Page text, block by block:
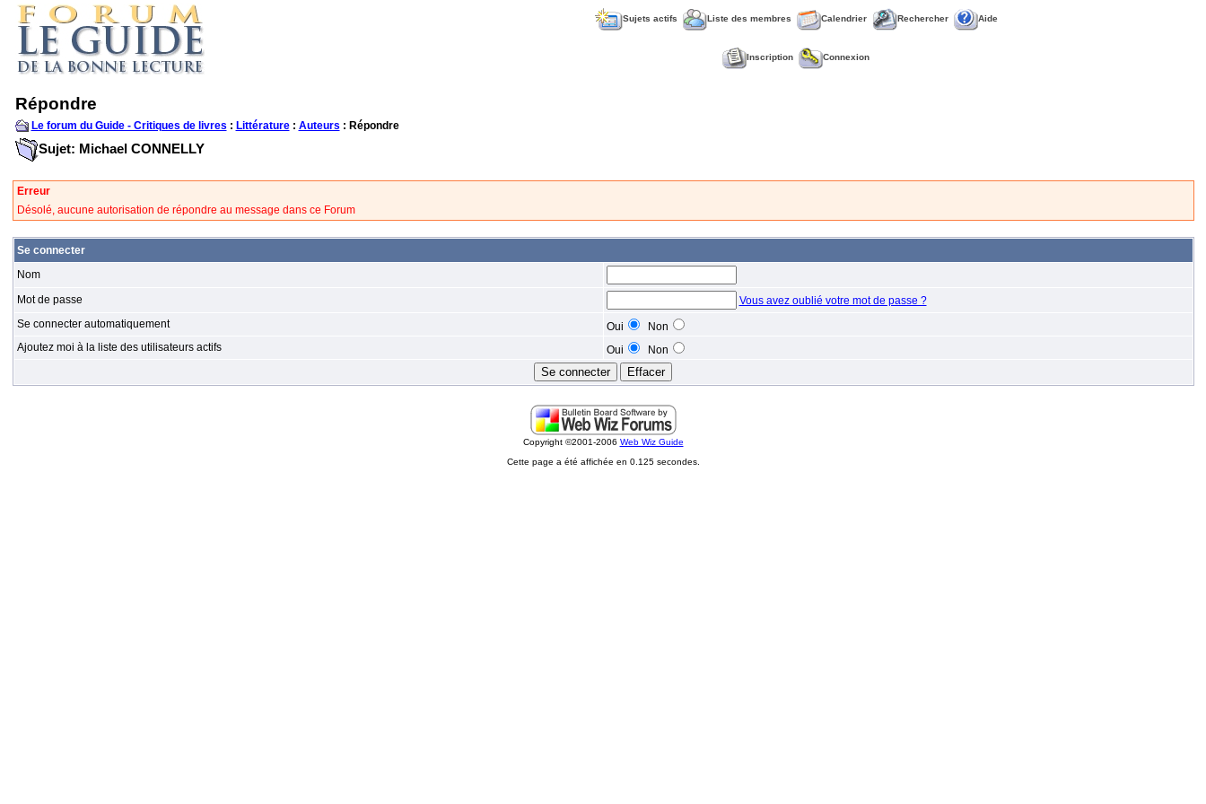
Sujets actifs Liste des membres Calendrier Rechercher Aide
Inscription Connexion
Répondre
Le forum du Guide - Critiques de livres : Littérature: Auteurs : Répondre
Sujet: Michael CONNELLY
Erreur
Désolé, aucune autorisation de répondre au message dans ce Forum
Se connecter
Nom
Mot de passe
Vous avez oublié votre mot de passe ?
Se connecter automatiquement
Oui
Non
Ajoutez moi à la liste des utilisateurs actifs
Oui Non
Copyright ©2001-2006 Web Wiz Guide
Cette page a été affichée en 0.125 secondes.